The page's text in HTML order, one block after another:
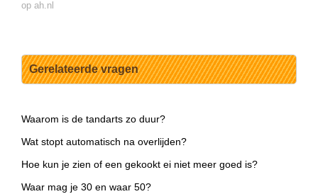
op ah.nl
Gerelateerde vragen
Waarom is de tandarts zo duur?
Wat stopt automatisch na overlijden?
Hoe kun je zien of een gekookt ei niet meer goed is?
Waar mag je 30 en waar 50?